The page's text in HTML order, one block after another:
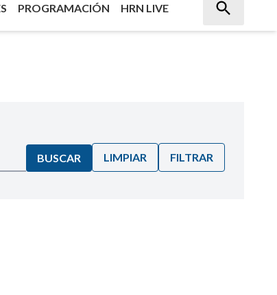
PROGRAMACIÓN HRN LIVE
BUSCAR LIMPIAR FILTRAR